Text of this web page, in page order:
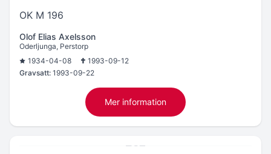
OK M 196
Olof Elias Axelsson
Oderljunga, Perstorp
1934-04-08
1993-09-12
Gravsatt: 1993-09-22
Mer information